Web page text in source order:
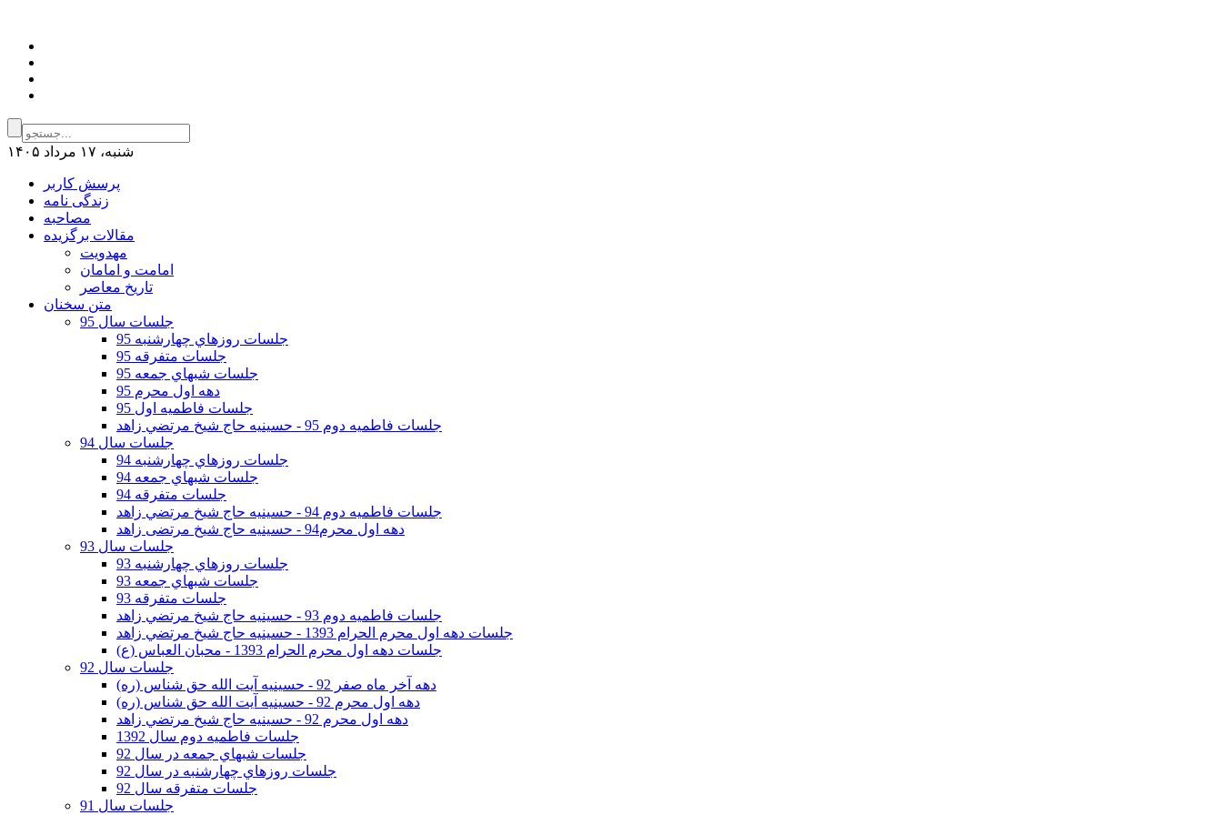
شنبه، ۱۷ مرداد ۱۴۰۵
پرسش کاربر
زندگی نامه
مصاحبه
مقالات برگزیده
مهدویت
امامت و امامان
تاریخ معاصر
متن سخنان
جلسات سال 95
جلسات روزهاي چهارشنبه 95
جلسات متفرقه 95
جلسات شبهاي جمعه 95
دهه اول محرم 95
جلسات فاطمیه اول 95
جلسات فاطمیه دوم 95 - حسينيه حاج شيخ مرتضي زاهد
جلسات سال 94
جلسات روزهاي چهارشنبه 94
جلسات شبهاي جمعه 94
جلسات متفرقه 94
جلسات فاطميه دوم 94 - حسينيه حاج شيخ مرتضي زاهد
دهه اول محرم94 - حسینیه حاج شیخ مرتضی زاهد
جلسات سال 93
جلسات روزهاي چهارشنبه 93
جلسات شبهاي جمعه 93
جلسات متفرقه 93
جلسات فاطميه دوم 93 - حسينيه حاج شيخ مرتضي زاهد
جلسات دهه اول محرم الحرام 1393 - حسينيه حاج شيخ مرتضي زاهد
جلسات دهه اول محرم الحرام 1393 - محبان العباس (ع)
جلسات سال 92
دهه آخر ماه صفر 92 - حسينيه آيت الله حق شناس (ره)
دهه اول محرم 92 - حسينيه آيت الله حق شناس (ره)
دهه اول محرم 92 - حسينيه حاج شيخ مرتضي زاهد
جلسات فاطميه دوم سال 1392
جلسات شبهاي جمعه در سال 92
جلسات روزهاي چهارشنبه در سال 92
جلسات متفرقه سال 92
جلسات سال 91